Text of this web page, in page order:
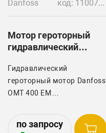
Danfoss код: 11007565
Мотор героторный
гидравлический
Гидравлический
героторный мотор Danfoss
OMT 400 EM
свеклоуборочных
комбайнах Holmer